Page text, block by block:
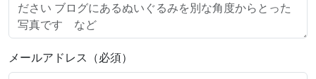
メールアドレス（必須）